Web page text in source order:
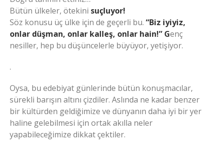
Bütün ülkeler, ötekini suçluyor!
Söz konusu üç ülke için de geçerli bu. “Biz iyiyiz,
onlar düşman, onlar kalleş, onlar hain!” Genç
nesiller, hep bu düşüncelerle büyüyor, yetişiyor.
.
Oysa, bu edebiyat günlerinde bütün konuşmacılar,
sürekli barışın altını çizdiler. Aslında ne kadar benzer
bir kültürden geldiğimize ve dünyanın daha iyi bir yer
haline gelebilmesi için ortak akılla neler
yapabileceğimize dikkat çektiler.